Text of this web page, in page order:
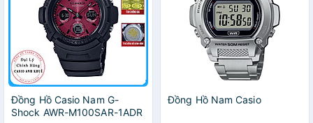
Đồng Hồ Casio Nam G-
Shock AWR-M100SAR-1ADR
Đồng Hồ Nam Casio